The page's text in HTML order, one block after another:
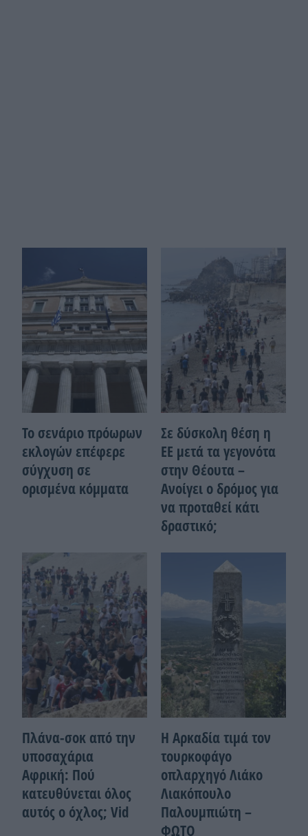
Το σενάριο πρόωρων
εκλογών επέφερε
σύγχυση σε
ορισμένα κόμματα
Σε δύσκολη θέση η
ΕΕ μετά τα γεγονότα
στην Θέουτα –
Ανοίγει ο δρόμος για
να προταθεί κάτι
δραστικό;
Πλάνα-σοκ από την
υποσαχάρια
Αφρική: Πού
κατευθύνεται όλος
αυτός ο όχλος; Vid
Η Αρκαδία τιμά τον
τουρκοφάγο
οπλαρχηγό Λιάκο
Λιακόπουλο
Παλουμπιώτη –
ΦΩΤΟ